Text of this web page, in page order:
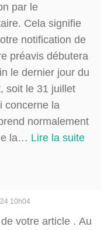
par le
Cela signifie
notification de
préavis débutera
le dernier jour du
soit le 31 juillet
concerne la
normalement
la… Lire la suite
10h04
votre article . Au